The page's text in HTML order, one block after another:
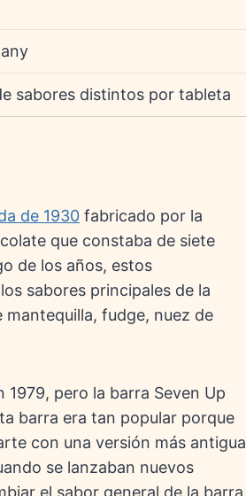
sabores distintos por tableta
de 1930 fabricado por la
que constaba de siete
de los años, estos
sabores principales de la
fudge, nuez de
pero la barra Seven Up
barra era tan popular porque
con una versión más antigua
se lanzaban nuevos
el sabor general de la barra.